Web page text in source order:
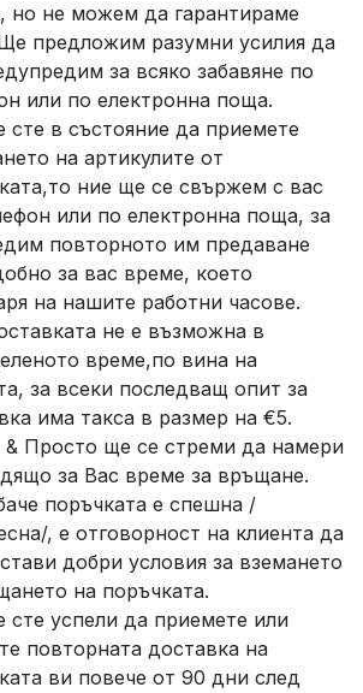
но не можем да гарантираме
предложим разумни усилия да
за всяко забавяне по
или по електронна поща.
сте в състояние да приемете
на артикулите от
ние ще се свържем с вас
или по електронна поща, за
повторното им предаване
за вас време, което
на нашите работни часове.
не е възможна в
време,по вина на
за всеки последващ опит за
има такса в размер на €5.
& Просто ще се стреми да намери
за Вас време за връщане.
поръчката е спешна /
, е отговорност на клиента да
добри условия за вземането
на поръчката.
сте успели да приемете или
повторната доставка на
ви повече от 90 дни след